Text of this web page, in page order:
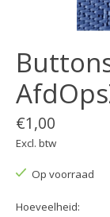
€1,00
Excl. btw
Op voorraad
Hoeveelheid: